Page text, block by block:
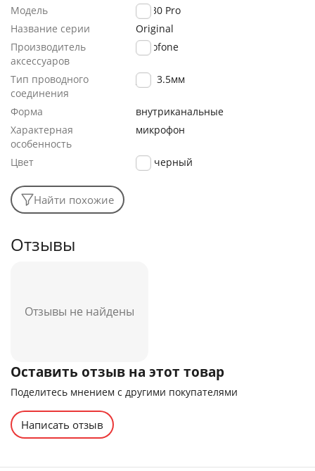
Модель
BM30 Pro
Название серии
Original
Производитель
аксессуаров
Borofone
Тип проводного
соединения
Jack 3.5мм
Форма
внутриканальные
Характерная
особенность
микрофон
Цвет черный
Найти похожие
Отзывы
Отзывы не найдены
Оставить отзыв на этот товар
Поделитесь мнением с другими покупателями
Написать отзыв